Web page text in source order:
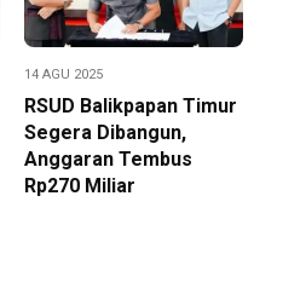
14 AGU 2025
RSUD Balikpapan Timur
Segera Dibangun,
Anggaran Tembus
Rp270 Miliar